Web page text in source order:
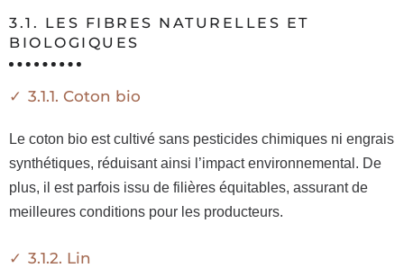
3.1. LES FIBRES NATURELLES ET
BIOLOGIQUES
3.1.1. Coton bio
Le coton bio est cultivé sans pesticides chimiques ni engrais
synthétiques, réduisant ainsi l’impact environnemental. De
plus, il est parfois issu de filières équitables, assurant de
meilleures conditions pour les producteurs.
3.1.2. Lin